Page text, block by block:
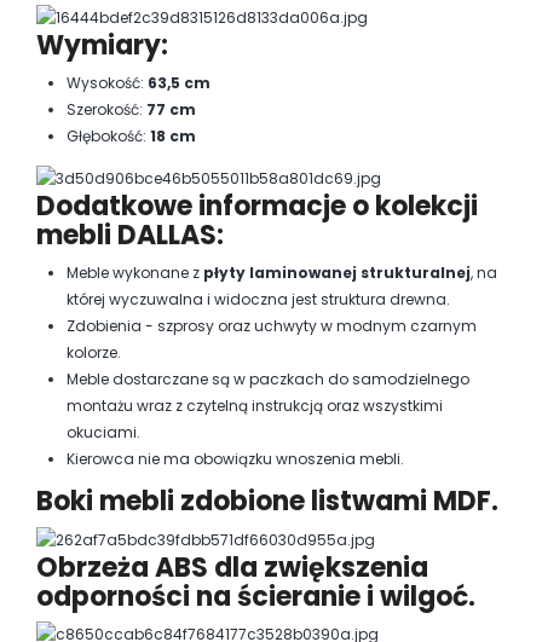
Wymiary:
Wysokość: 63,5 cm
Szerokość: 77 cm
Głębokość: 18 cm
Dodatkowe informacje o kolekcji
mebli DALLAS:
Meble wykonane z płyty laminowanej strukturalnej, na
której wyczuwalna i widoczna jest struktura drewna.
Zdobienia - szprosy oraz uchwyty w modnym czarnym
kolorze.
Meble dostarczane są w paczkach do samodzielnego
montażu wraz z czytelną instrukcją oraz wszystkimi
okuciami.
Kierowca nie ma obowiązku wnoszenia mebli.
Boki mebli zdobione listwami MDF.
Obrzeża ABS dla zwiększenia
odporności na ścieranie i wilgoć.